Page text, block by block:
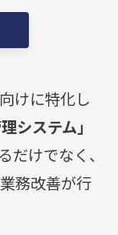
けに特化し
システム」
だけでなく、
務改善が行